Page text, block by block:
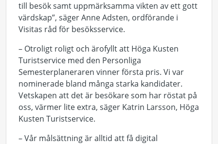
till besök samt uppmärksamma vikten av ett gott
värdskap”, säger Anne Adsten, ordförande i
Visitas råd för besöksservice.
– Otroligt roligt och ärofyllt att Höga Kusten
Turistservice med den Personliga
Semesterplaneraren vinner första pris. Vi var
nominerade bland många starka kandidater.
Vetskapen att det är besökare som har röstat på
oss, värmer lite extra, säger Katrin Larsson, Höga
Kusten Turistservice.
– Vår målsättning är alltid att få digital